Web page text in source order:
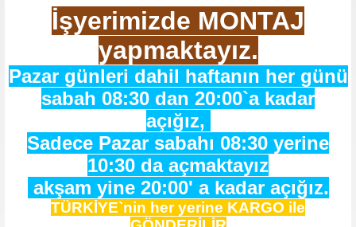
İşyerimizde MONTAJ
yapmaktayız.
Pazar günleri dahil haftanın her günü
sabah 08:30 dan 20:00`a kadar
açığız,
Sadece Pazar sabahı 08:30 yerine
10:30 da açmaktayız
akşam yine 20:00' a kadar açığız.
TÜRKİYE`nin her yerine KARGO ile